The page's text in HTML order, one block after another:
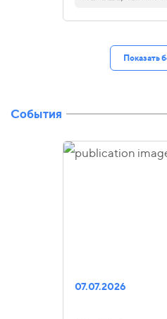
Показать
События
07.07.2026